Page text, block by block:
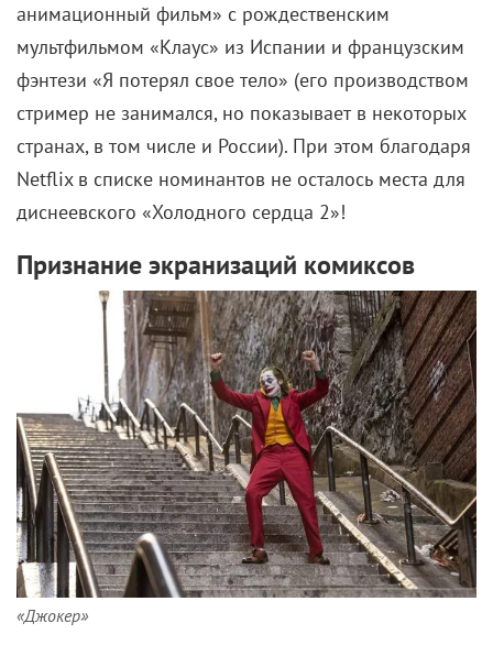
анимационный фильм» с рождественским
мультфильмом «Клаус» из Испании и французским
фэнтези «Я потерял свое тело» (его производством
стример не занимался, но показывает в некоторых
странах, в том числе и России). При этом благодаря
Netflix в списке номинантов не осталось места для
диснеевского «Холодного сердца 2»!
Признание экранизаций комиксов
«Джокер»